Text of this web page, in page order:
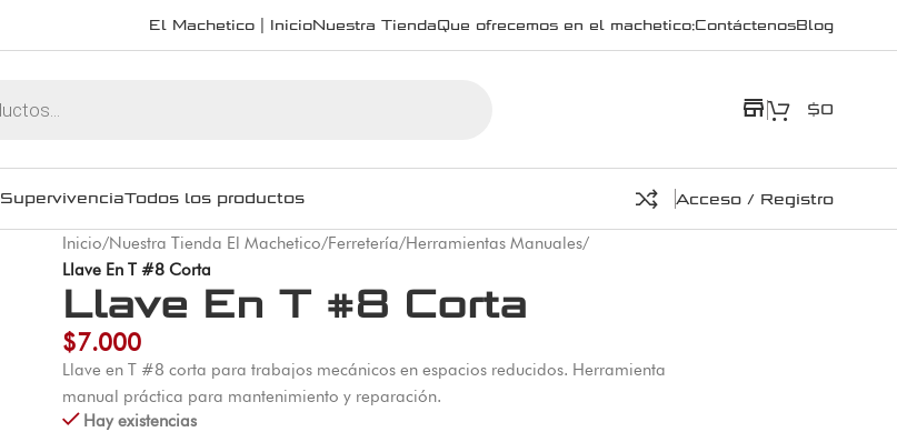
El Machetico | InicioNuestra TiendaQue ofrecemos en el machetico:ContáctenosBlog
store $0
SupervivenciaTodos los productos Acceso / Registro
Inicio/Nuestra Tienda El Machetico/Ferretería/Herramientas Manuales/
Llave En T #8 Corta
Llave En T #8 Corta
$7.000
Llave en T #8 corta para trabajos mecánicos en espacios reducidos. Herramienta
manual práctica para mantenimiento y reparación.
Hay existencias